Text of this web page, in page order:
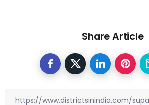
Share Article